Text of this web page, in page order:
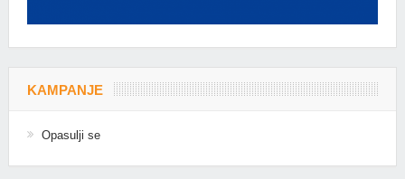
KAMPANJE
Opasulji se